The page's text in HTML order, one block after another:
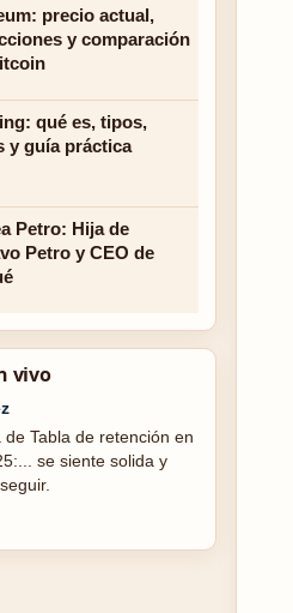
precio actual,
y comparación
qué es, tipos,
y guía práctica
Petro: Hija de
Petro y CEO de
vivo
de verificacion sobre
Play: especificaciones,
medios deberian